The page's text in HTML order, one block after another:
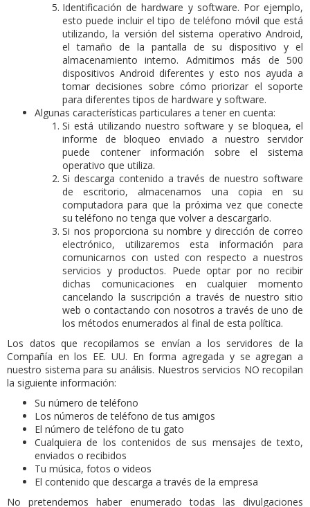
Identificación de hardware y software. Por ejemplo,
esto puede incluir el tipo de teléfono móvil que está
utilizando, la versión del sistema operativo Android,
el tamaño de la pantalla de su dispositivo y el
almacenamiento interno.
Admitimos más de 500
dispositivos Android diferentes y esto nos ayuda a
tomar decisiones sobre cómo priorizar el soporte
para diferentes tipos de hardware y software.
Algunas características particulares a tener en cuenta:
Si está utilizando nuestro software y se bloquea, el
informe de bloqueo enviado a nuestro servidor
puede contener información sobre el sistema
operativo que utiliza.
Si descarga contenido a través de nuestro software
de escritorio, almacenamos una copia en su
computadora para que la próxima vez que conecte
su teléfono no tenga que volver a descargarlo.
Si nos proporciona su nombre y dirección de correo
electrónico, utilizaremos esta información para
comunicarnos con usted con respecto a nuestros
servicios y productos. Puede optar por no recibir
dichas comunicaciones en cualquier momento
cancelando la suscripción a través de nuestro sitio
web o contactando con nosotros a través de uno de
los métodos enumerados al final de esta política.
Los datos que recopilamos se envían a los servidores de la
Compañía en los EE. UU. En forma agregada y se agregan a
nuestro sistema para su análisis. Nuestros servicios NO recopilan
la siguiente información:
Su número de teléfono
Los números de teléfono de tus amigos
El número de teléfono de tu gato
Cualquiera de los contenidos de sus mensajes de texto,
enviados o recibidos
Tu música, fotos o videos
El contenido que descarga a través de la empresa
No pretendemos haber enumerado todas las divulgaciones